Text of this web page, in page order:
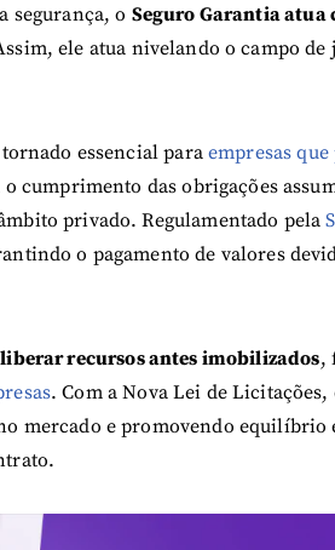
segurança, o Seguro Garantia atua
ele atua nivelando o campo
essencial para empresas
cumprimento das obrigações
privado. Regulamentado pela
o pagamento de valores
recursos antes imobilizados,
. Com a Nova Lei de
mercado e promovendo